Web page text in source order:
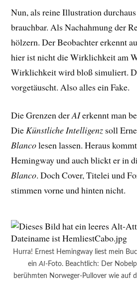
Nun, als reine Illustration
brauchbar. Als Nachahmung der
hölzern. Der Beobachter erkennt
hier ist nicht die Wirklichkeit am
Wirklichkeit wird bloß simuliert.
vorgetäuscht. Also alles ein Fake.
Die Grenzen derAIerkennt man
DieKünstliche Intelligenz soll
Blancolesen lassen. Heraus
Hemingway und auch blickt er in
Blanco. Doch Cover, Titelei und
stimmen vorne und hinten nicht.
Hurra! Ernest Hemingway liest mein
ein AI-Foto. Beachtlich: Der
berühmten Norweger-Pullover wie auf